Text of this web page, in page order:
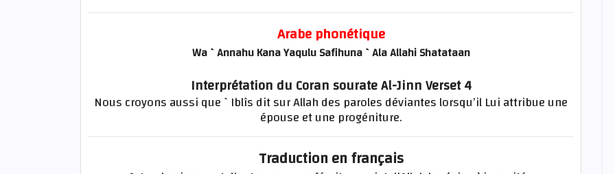
Arabe phonétique
Wa `Annahu Kana Yaqulu Safihuna `Ala Allahi Shatataan
Interprétation du Coran sourate Al-Jinn Verset 4
Nous croyons aussi que `Iblîs dit sur Allah des paroles déviantes lorsqu’il Lui attribue une
épouse et une progéniture.
Traduction en français